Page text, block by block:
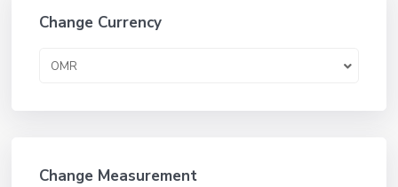
Change Currency
OMR
Change Measurement